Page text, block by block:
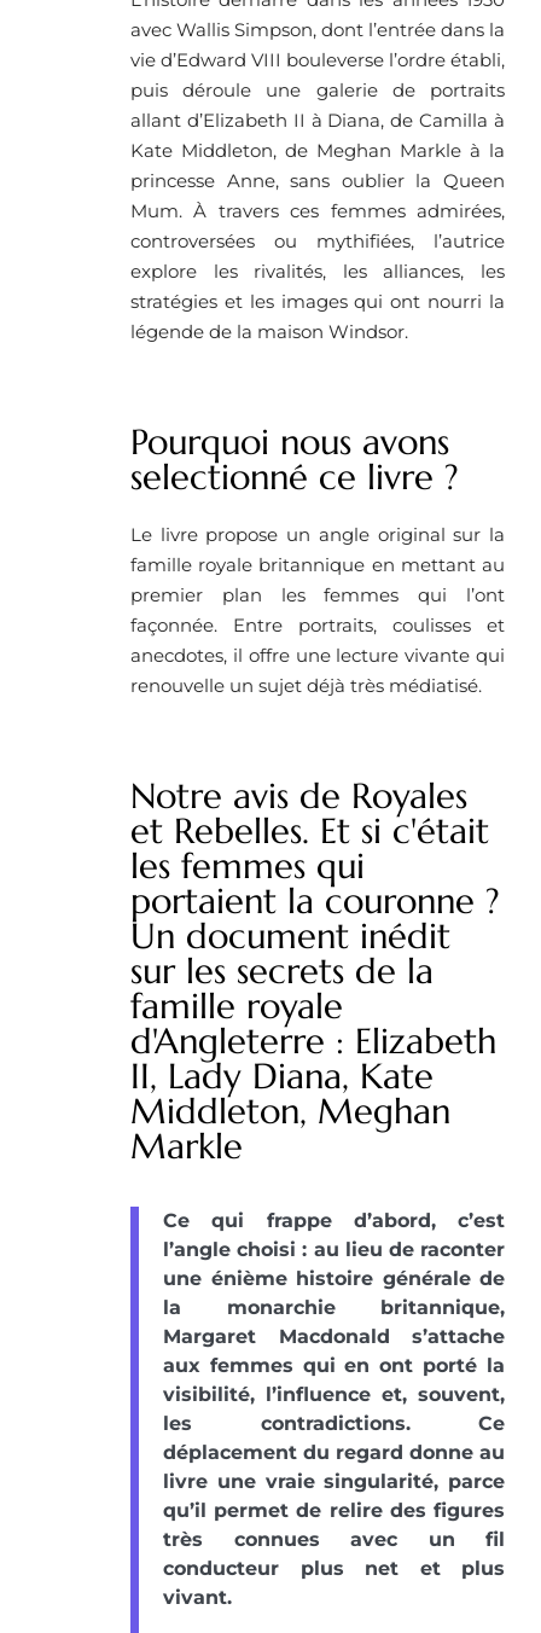
avec Wallis Simpson, dont l’entrée dans la
vie d’Edward VIII bouleverse l’ordre établi,
puis déroule une galerie de portraits
allant d’Elizabeth II à Diana, de Camilla à
Kate Middleton, de Meghan Markle à la
princesse Anne, sans oublier la Queen
Mum. À travers ces femmes admirées,
controversées ou mythifiées, l’autrice
explore les rivalités, les alliances, les
stratégies et les images qui ont nourri la
légende de la maison Windsor.
Pourquoi nous avons
selectionné ce livre ? ​
Le livre propose un angle original sur la
famille royale britannique en mettant au
premier plan les femmes qui l’ont
façonnée. Entre portraits, coulisses et
anecdotes, il offre une lecture vivante qui
renouvelle un sujet déjà très médiatisé.
Notre avis de Royales
et Rebelles. Et si c'était
les femmes qui
portaient la couronne ?
Un document inédit
sur les secrets de la
famille royale
d'Angleterre : Elizabeth
II, Lady Diana, Kate
Middleton, Meghan
Markle
Ce qui frappe d’abord, c’est
l’angle choisi : au lieu de raconter
une énième histoire générale de
la monarchie britannique,
Margaret Macdonald s’attache
aux femmes qui en ont porté la
visibilité, l’influence et, souvent,
les contradictions. Ce
déplacement du regard donne au
livre une vraie singularité, parce
qu’il permet de relire des figures
très connues avec un fil
conducteur plus net et plus
vivant.